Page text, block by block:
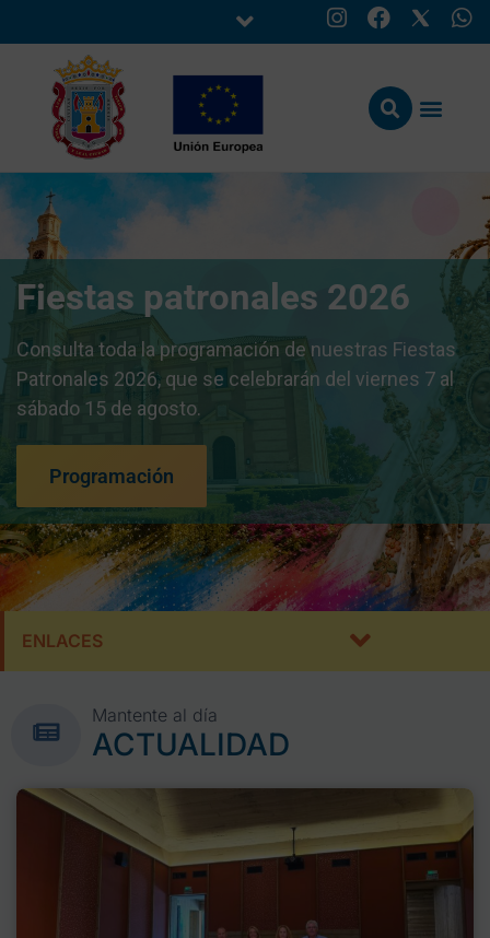
Fiestas patronales 2026
Consulta toda la programación de nuestras Fiestas
Patronales 2026, que se celebrarán del viernes 7 al
sábado 15 de agosto.
Programación
ENLACES
Mantente al día
ACTUALIDAD